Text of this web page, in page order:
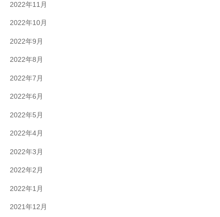
2022年11月
2022年10月
2022年9月
2022年8月
2022年7月
2022年6月
2022年5月
2022年4月
2022年3月
2022年2月
2022年1月
2021年12月